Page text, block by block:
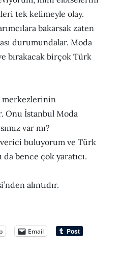
tek kelimeyle olay.
bakarsak zaten
durumundalar. Moda
bırakacak birçok Türk
merkezlerinin
Onu İstanbul Moda
var mı?
buluyorum ve Türk
bence çok yaratıcı.
alıntıdır.
Email